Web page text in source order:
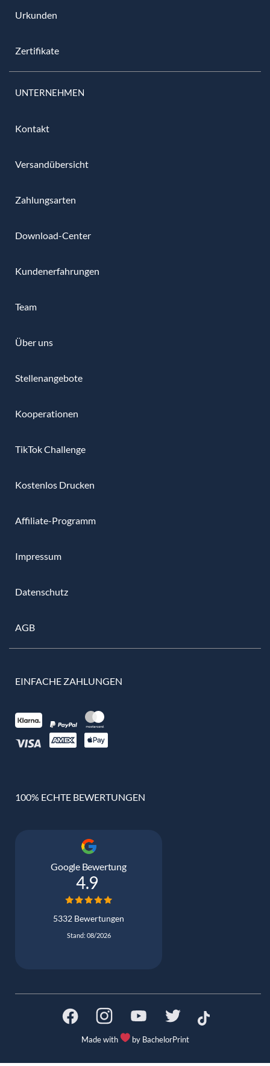
Urkunden
Zertifikate
UNTERNEHMEN
Kontakt
Versandübersicht
Zahlungsarten
Download-Center
Kundenerfahrungen
Team
Über uns
Stellenangebote
Kooperationen
TikTok Challenge
Kostenlos Drucken
Affiliate-Programm
Impressum
Datenschutz
AGB
EINFACHE ZAHLUNGEN
100% ECHTE BEWERTUNGEN
Google Bewertung
4.9
5332 Bewertungen
Stand: 08/2026
Made with by BachelorPrint